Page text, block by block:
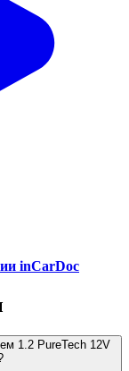
inCarDoc
1.2 PureTech 12V